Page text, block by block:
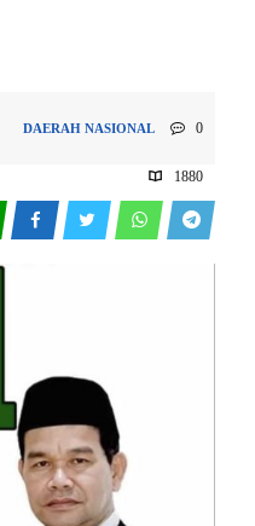
DAERAH NASIONAL 0
1880